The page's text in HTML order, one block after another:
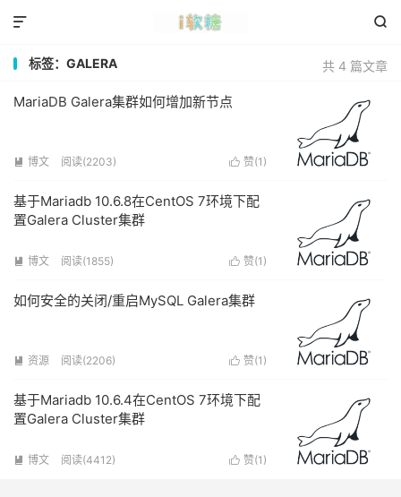


共 4 篇文章
标签：GALERA
MariaDB Galera集群如何增加新节点
 赞(1 )
 博文 阅读(2203)
基于Mariadb 10.6.8在CentOS 7环境下配
置Galera Cluster集群
 赞(1 )
 博文 阅读(1855)
如何安全的关闭/重启MySQL Galera集群
 赞(1 )
 资源 阅读(2206)
基于Mariadb 10.6.4在CentOS 7环境下配
置Galera Cluster集群
 赞(1 )
 博文 阅读(4412)